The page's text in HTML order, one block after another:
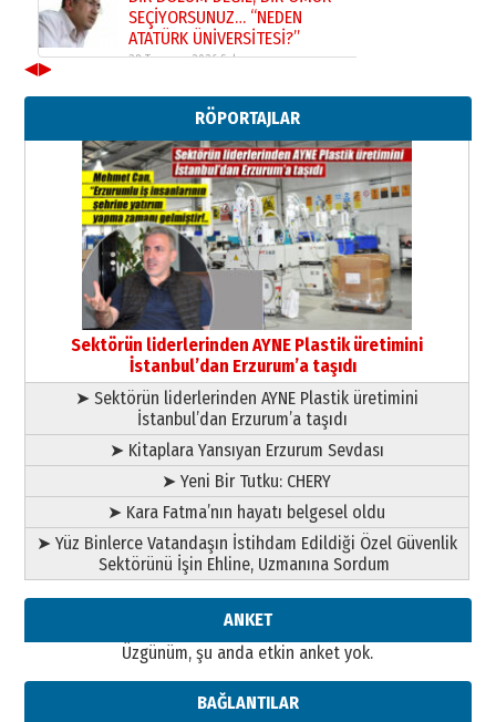
SEÇİYORSUNUZ… “NEDEN
ATATÜRK ÜNİVERSİTESİ?”
28 Temmuz 2026 Salı
Ahmed Yesevi’den bir Alperen…
”Reisimiz” idi… Hakka yürüdü.!
26 Mart 2026 Perşembe
Cem Bakırcı
Ardında bıraktığı hatıralarıyla
gönül adamı Faruk Terzioğlu!
13 Mayıs 2026 Çarşamba
Esat BİNDESEN
Başkan Sekmen’den Erzurum’a
bir vizyon proje daha!
02 Ağustos 2026 Pazar
◀▶
RÖPORTAJLAR
Sektörün liderlerinden AYNE Plastik üretimini
İstanbul’dan Erzurum’a taşıdı
➤ Sektörün liderlerinden AYNE Plastik üretimini
İstanbul’dan Erzurum’a taşıdı
➤ Kitaplara Yansıyan Erzurum Sevdası
➤ Yeni Bir Tutku: CHERY
➤ Kara Fatma’nın hayatı belgesel oldu
➤ Yüz Binlerce Vatandaşın İstihdam Edildiği Özel Güvenlik
Sektörünü İşin Ehline, Uzmanına Sordum
ANKET
Üzgünüm, şu anda etkin anket yok.
BAĞLANTILAR